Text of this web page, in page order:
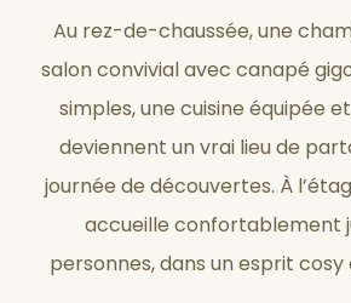
Au rez-de-chaussée, une
salon convivial avec canapé
simples, une cuisine équipée
deviennent un vrai lieu de
journée de découvertes. À
accueille confortablement
personnes, dans un esprit